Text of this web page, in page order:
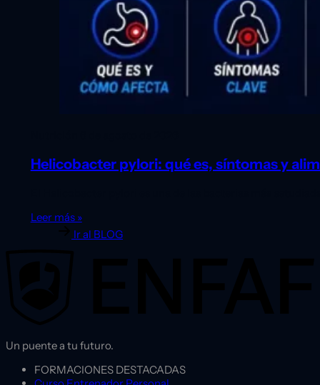
Helicobacter pylori: qué es, síntomas y
Leer más »
Ir al BLOG
Un puente a tu futuro.
FORMACIONES DESTACADAS